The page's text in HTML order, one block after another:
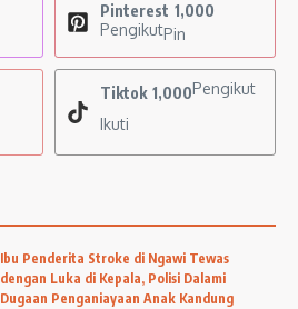
Pinterest 1,000
PengikutPin
Tiktok 1,000Pengikut
Ikuti
Ibu Penderita Stroke di Ngawi Tewas
dengan Luka di Kepala, Polisi Dalami
Dugaan Penganiayaan Anak Kandung